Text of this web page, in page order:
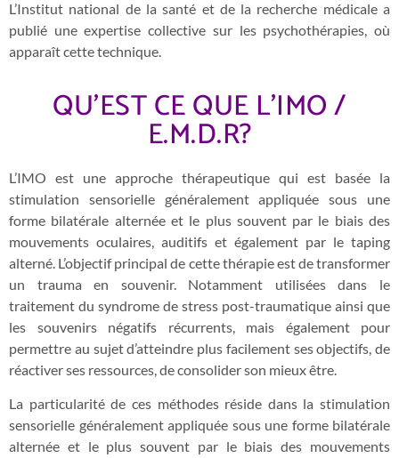
L’Institut national de la santé et de la recherche médicale a
publié une expertise collective sur les psychothérapies, où
apparaît cette technique.
QU'EST CE QUE L'IMO /
E.M.D.R?
L’IMO est une approche thérapeutique qui est basée la
stimulation sensorielle généralement appliquée sous une
forme bilatérale alternée et le plus souvent par le biais des
mouvements oculaires, auditifs et également par le taping
alterné. L’objectif principal de cette thérapie est de transformer
un trauma en souvenir. Notamment utilisées dans le
traitement du syndrome de stress post-traumatique ainsi que
les souvenirs négatifs récurrents, mais également pour
permettre au sujet d’atteindre plus facilement ses objectifs, de
réactiver ses ressources, de consolider son mieux être.
La particularité de ces méthodes réside dans la stimulation
sensorielle généralement appliquée sous une forme bilatérale
alternée et le plus souvent par le biais des mouvements